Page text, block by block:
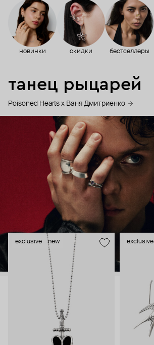
новинки скидки бестселлеры
танец рыцарей
Poisoned Hearts х Ваня Дмитриенко
exclusive new exclusive